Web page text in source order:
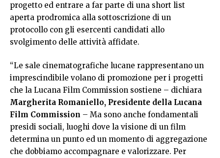
progetto ed entrare a far parte di una short list
aperta prodromica alla sottoscrizione di un
protocollo con gli esercenti candidati allo
svolgimento delle attività affidate.
“Le sale cinematografiche lucane rappresentano un
imprescindibile volano di promozione per i progetti
che la Lucana Film Commission sostiene – dichiara
Margherita Romaniello, Presidente della Lucana
Film Commission – Ma sono anche fondamentali
presidi sociali, luoghi dove la visione di un film
determina un punto ed un momento di aggregazione
che dobbiamo accompagnare e valorizzare. Per